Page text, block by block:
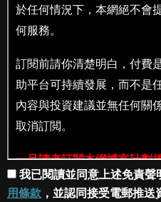
我已閱讀並同意上述免責聲
用條款 ，並認同接受電郵推送